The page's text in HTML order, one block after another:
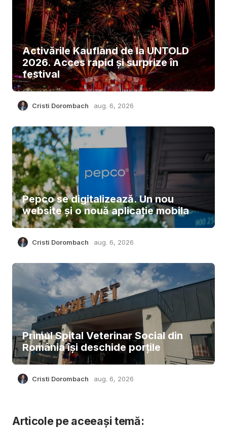
Activările Kaufland de la UNTOLD
2026. Acces rapid și surprize în
festival
Cristi Dorombach aug. 6, 2026
Pepco se digitalizează. Un nou
website și o nouă aplicație mobila
Cristi Dorombach aug. 6, 2026
Primul Spital Veterinar Social din
România își deschide porțile
Cristi Dorombach aug. 6, 2026
Articole pe aceeași temă: